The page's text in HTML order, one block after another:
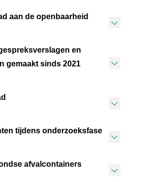
aan de openbaarheid
en
gemaakt sinds 2021
tijdens onderzoeksfase
afvalcontainers